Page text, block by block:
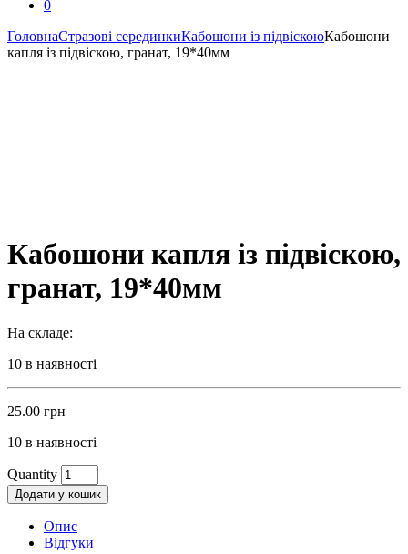
0
ГоловнаСтразові серединкиКабошони із підвіскоюКабошони
капля із підвіскою, гранат, 19*40мм
Кабошони капля із підвіскою,
гранат, 19*40мм
На складе:
10 в наявності
25.00 грн
10 в наявності
Quantity
Додати у кошик
Опис
Відгуки